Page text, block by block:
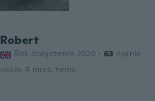
Robert
Rok dołączenia 2020 · 63 opinie
około 4 mies. temu